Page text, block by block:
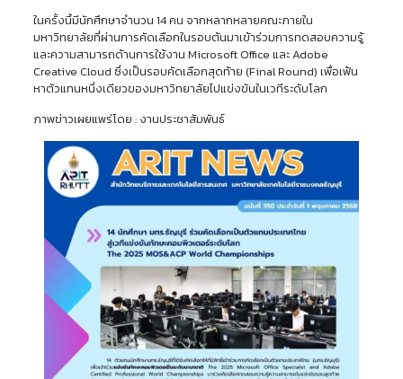
ในครั้งนี้มีนักศึกษาจำนวน 14 คน จากหลากหลายคณะภายใน
มหาวิทยาลัยที่ผ่านการคัดเลือกในรอบต้นมาเข้าร่วมการทดสอบความรู้
และความสามารถด้านการใช้งาน Microsoft Office และ Adobe
Creative Cloud ซึ่งเป็นรอบคัดเลือกสุดท้าย (Final Round) เพื่อเฟ้น
หาตัวแทนหนึ่งเดียวของมหาวิทยาลัยไปแข่งขันในเวทีระดับโลก
ภาพข่าวเผยแพร่โดย : งานประชาสัมพันธ์